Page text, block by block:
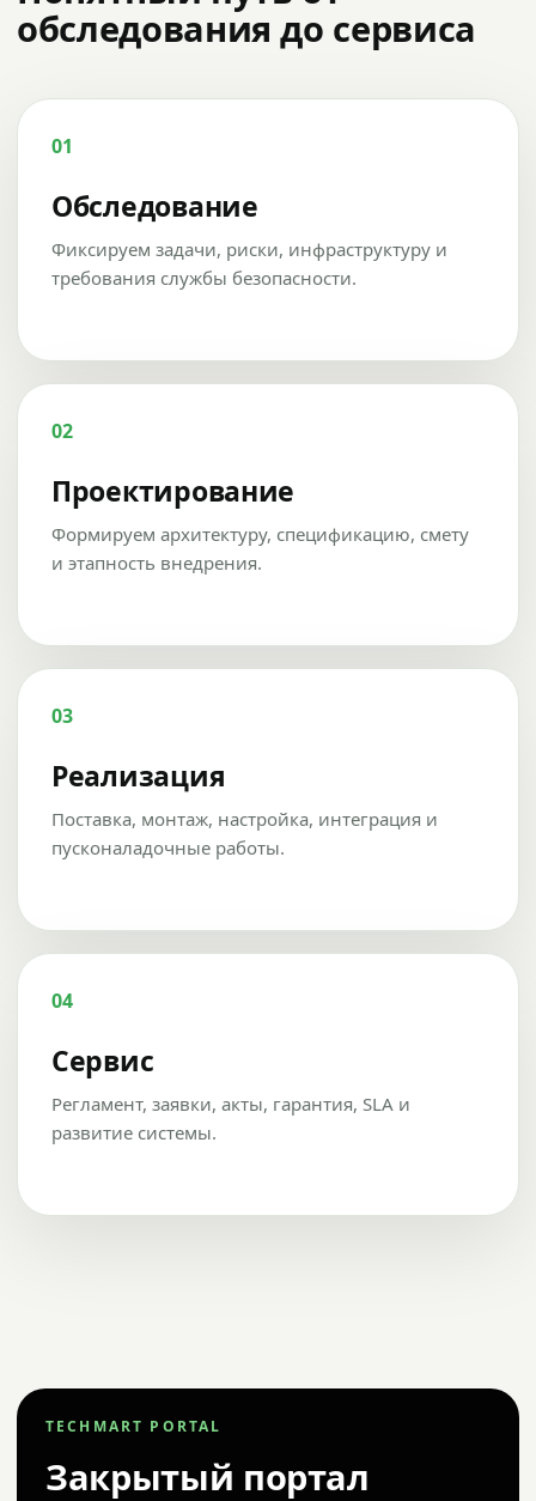
обследования до сервиса
01
Обследование
Фиксируем задачи, риски, инфраструктуру и
требования службы безопасности.
02
Проектирование
Формируем архитектуру, спецификацию, смету
и этапность внедрения.
03
Реализация
Поставка, монтаж, настройка, интеграция и
пусконаладочные работы.
04
Сервис
Регламент, заявки, акты, гарантия, SLA и
развитие системы.
TECHMART PORTAL
Закрытый портал